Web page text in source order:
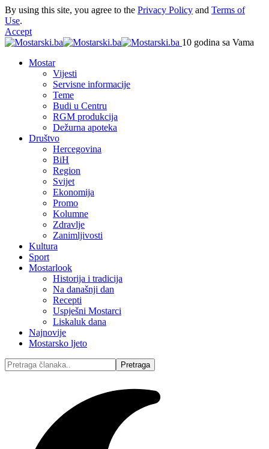
By using this site, you agree to the Privacy Policy and Terms of
Use.
Accept
10 godina sa Vama
Mostar
Vijesti
Servisne informacije
Teme
Budi u Centru
RGM produkcija
Dežurna apoteka
Društvo
Hercegovina
BiH
Region
Svijet
Ekonomija
Promo
Kolumne
Zdravlje
Zanimljivosti
Kultura
Sport
Mostarlook
Historija i tradicija
Na današnji dan
Recepti
Uspješni Mostarci
Liskaluk dana
Najnovije
Mostarsko ljeto